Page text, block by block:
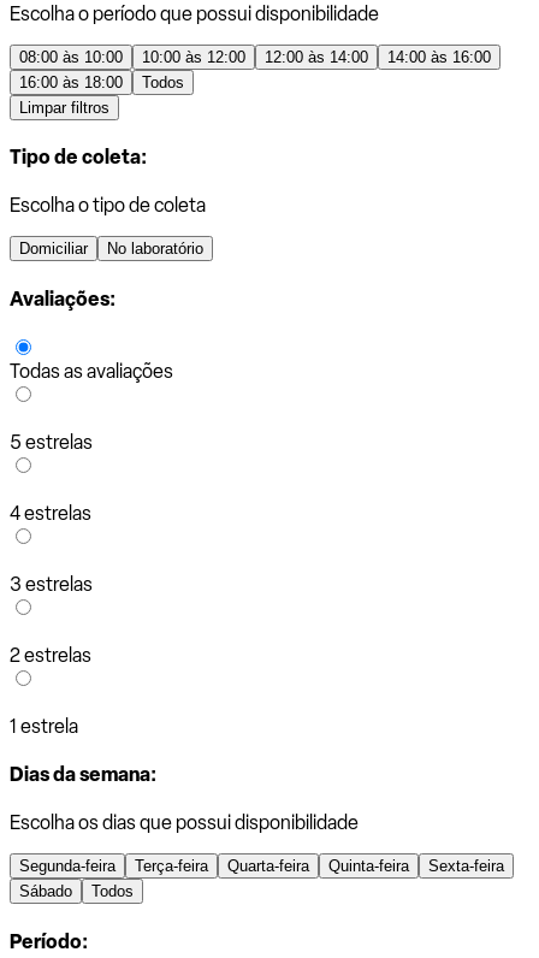
Escolha o período que possui disponibilidade
08:00 às 10:00 10:00 às 12:00 12:00 às 14:00
14:00 às 16:00
16:00 às 18:00
Todos
Limpar filtros
Tipo de coleta:
Escolha o tipo de coleta
Domiciliar No laboratório
Avaliações:
Todas as avaliações
5 estrelas
4 estrelas
3 estrelas
2 estrelas
1 estrela
Dias da semana:
Escolha os dias que possui disponibilidade
Segunda-feira Terça-feira Quarta-feira Quinta-feira
Sexta-feira
Sábado
Todos
Período: